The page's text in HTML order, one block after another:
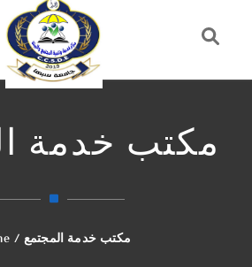
مكتب خدمة
/ مكتب خدمة المجتمع